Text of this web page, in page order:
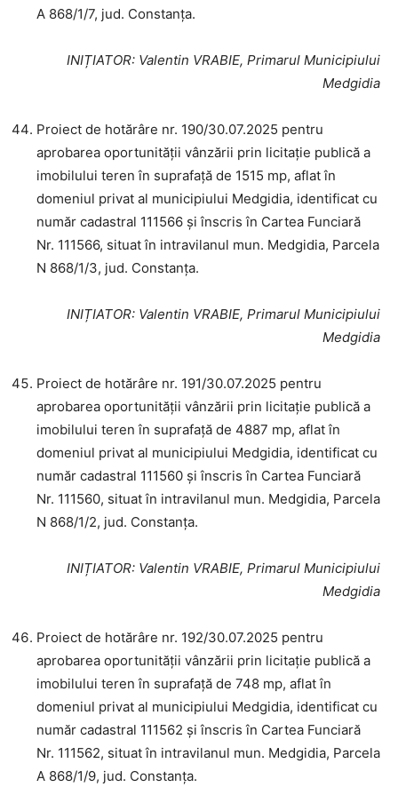
A 868/1/7, jud. Constanța.
INIȚIATOR: Valentin VRABIE, Primarul Municipiului
Medgidia
Proiect de hotărâre nr. 190/30.07.2025 pentru
aprobarea oportunității vânzării prin licitație publică a
imobilului teren în suprafață de 1515 mp, aflat în
domeniul privat al municipiului Medgidia, identificat cu
număr cadastral 111566 și înscris în Cartea Funciară
Nr. 111566, situat în intravilanul mun. Medgidia, Parcela
N 868/1/3, jud. Constanța.
INIȚIATOR: Valentin VRABIE, Primarul Municipiului
Medgidia
Proiect de hotărâre nr. 191/30.07.2025 pentru
aprobarea oportunității vânzării prin licitație publică a
imobilului teren în suprafață de 4887 mp, aflat în
domeniul privat al municipiului Medgidia, identificat cu
număr cadastral 111560 și înscris în Cartea Funciară
Nr. 111560, situat în intravilanul mun. Medgidia, Parcela
N 868/1/2, jud. Constanța.
INIȚIATOR: Valentin VRABIE, Primarul Municipiului
Medgidia
Proiect de hotărâre nr. 192/30.07.2025 pentru
aprobarea oportunității vânzării prin licitație publică a
imobilului teren în suprafață de 748 mp, aflat în
domeniul privat al municipiului Medgidia, identificat cu
număr cadastral 111562 și înscris în Cartea Funciară
Nr. 111562, situat în intravilanul mun. Medgidia, Parcela
A 868/1/9, jud. Constanța.